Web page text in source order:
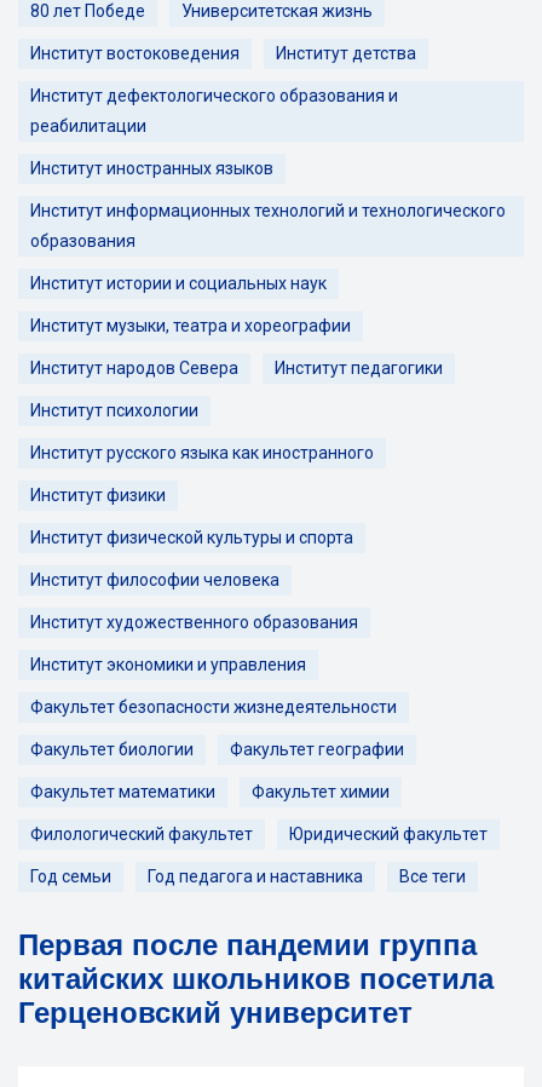
80 лет Победе Университетская жизнь
Институт востоковедения Институт детства
Институт дефектологического образования и
реабилитации
Институт иностранных языков
Институт информационных технологий и технологического
образования
Институт истории и социальных наук
Институт музыки, театра и хореографии
Институт народов Севера Институт педагогики
Институт психологии
Институт русского языка как иностранного
Институт физики
Институт физической культуры и спорта
Институт философии человека
Институт художественного образования
Институт экономики и управления
Факультет безопасности жизнедеятельности
Факультет биологии Факультет географии
Факультет математики Факультет химии
Филологический факультет Юридический факультет
Год семьи Год педагога и наставника Все теги
Первая после пандемии группа
китайских школьников посетила
Герценовский университет